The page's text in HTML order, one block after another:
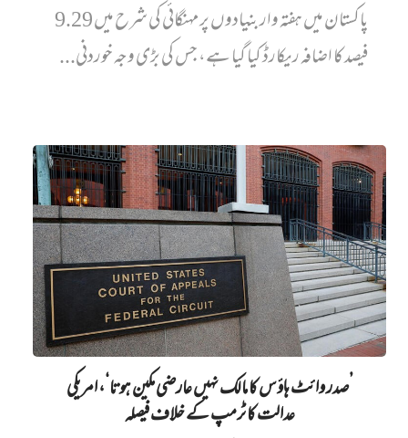
پاکستان میں ہفتہ وار بنیادوں پر مہنگائی کی شرح میں 9.29
فیصد کا اضافہ ریکارڈ کیا گیا ہے، جس کی بڑی وجہ خوردنی...
’صدر وائٹ ہاؤس کا مالک نہیں‌ عارضی مکین ہوتا‘، امریکی
عدالت کا ٹرمپ کے خلاف فیصلہ